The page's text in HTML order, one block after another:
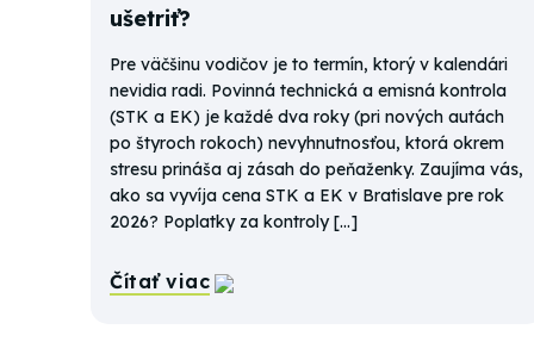
ušetriť?
Pre väčšinu vodičov je to termín, ktorý v kalendári
nevidia radi. Povinná technická a emisná kontrola
(STK a EK) je každé dva roky (pri nových autách
po štyroch rokoch) nevyhnutnosťou, ktorá okrem
stresu prináša aj zásah do peňaženky. Zaujíma vás,
ako sa vyvíja cena STK a EK v Bratislave pre rok
2026? Poplatky za kontroly […]
Čítať viac